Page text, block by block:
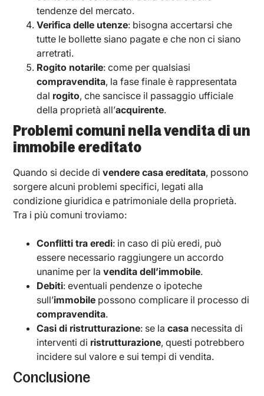
tendenze del mercato.
Verifica delle utenze: bisogna accertarsi che
tutte le bollette siano pagate e che non ci siano
arretrati.
Rogito notarile: come per qualsiasi
compravendita, la fase finale è rappresentata
dal rogito, che sancisce il passaggio ufficiale
della proprietà all’acquirente.
Problemi comuni nella vendita di un
immobile ereditato
Quando si decide divendere casa ereditata, possono
sorgere alcuni problemi specifici, legati alla
condizione giuridica e patrimoniale della proprietà.
Tra i più comuni troviamo:
Conflitti tra eredi: in caso di più eredi, può
essere necessario raggiungere un accordo
unanime per lavendita dell’immobile.
Debiti: eventuali pendenze o ipoteche
sull’immobile possono complicare il processo di
compravendita.
Casi di ristrutturazione: se lacasa necessita di
interventi di ristrutturazione, questi potrebbero
incidere sul valore e sui tempi di vendita.
Conclusione